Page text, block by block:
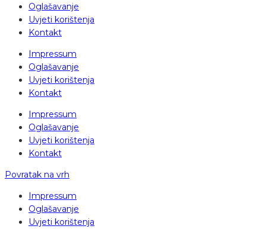
Oglašavanje
Uvjeti korištenja
Kontakt
Impressum
Oglašavanje
Uvjeti korištenja
Kontakt
Impressum
Oglašavanje
Uvjeti korištenja
Kontakt
Povratak na vrh
Impressum
Oglašavanje
Uvjeti korištenja